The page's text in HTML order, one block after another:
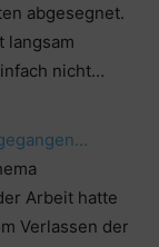
abgesegnet.
langsam
nicht…
Arbeit hatte
Verlassen der